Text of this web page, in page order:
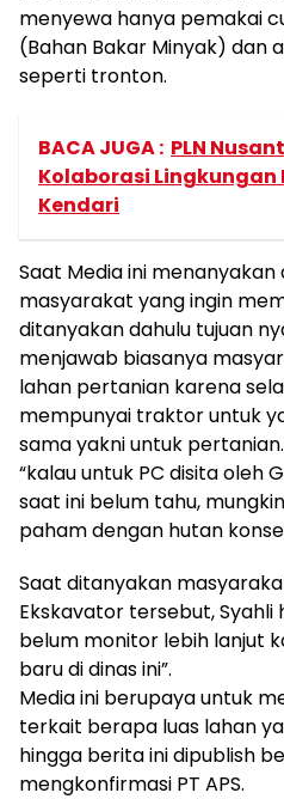
menyewa hanya pemakai
(Bahan Bakar Minyak) dan
seperti tronton.
BACA JUGA : PLN
Kolaborasi Lingkungan
Kendari
Saat Media ini
masyarakat yang ingin
ditanyakan dahulu tujuan
menjawab biasanya
lahan pertanian karena
mempunyai traktor untuk
sama yakni untuk pertanian.
“kalau untuk PC disita oleh
saat ini belum tahu,
paham dengan hutan
Saat ditanyakan
Ekskavator tersebut, Syahli
belum monitor lebih lanjut
baru di dinas ini”.
Media ini berupaya untuk
terkait berapa luas lahan
hingga berita ini dipublish
mengkonfirmasi PT APS.